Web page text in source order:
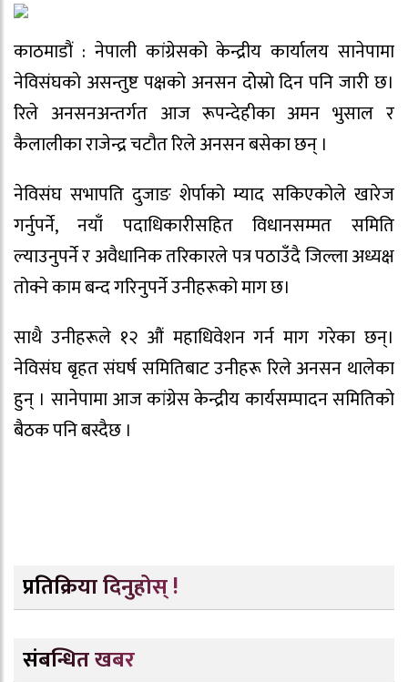
काठमाडौं : नेपाली कांग्रेसको केन्द्रीय कार्यालय सानेपामा
नेविसंघकाे असन्तुष्ट पक्षकाे अनसन दाेेस्राे दिन पनि जारी छ।
रिले अनसनअन्तर्गत आज रूपन्देहीका अमन भुसाल र
कैलालीका राजेन्द्र चटौत रिले अनसन बसेका छन् ।
नेविसंघ सभापति दुजाङ शेर्पाको म्याद सकिएकोले खारेज
गर्नुपर्ने, नयाँ पदाधिकारीसहित विधानसम्मत समिति
ल्याउनुपर्ने र अवैधानिक तरिकारले पत्र पठाउँदै जिल्ला अध्यक्ष
तोक्ने काम बन्द गरिनुपर्ने उनीहरूको माग छ।
साथै उनीहरूले १२ औं महाधिवेशन गर्न माग गरेका छन्।
नेविसंघ बृहत संघर्ष समितिबाट उनीहरू रिले अनसन थालेका
हुन् । सानेपामा आज कांग्रेस केन्द्रीय कार्यसम्पादन समितिकाे
बैठक पनि बस्दैछ ।
प्रतिक्रिया दिनुहोस् !
संबन्धित खबर